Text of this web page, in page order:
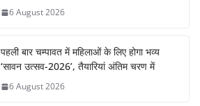
6 August 2026
पहली बार चम्पावत में महिलाओं के लिए होगा भव्य
‘सावन उत्सव-2026’, तैयारियां अंतिम चरण में
6 August 2026